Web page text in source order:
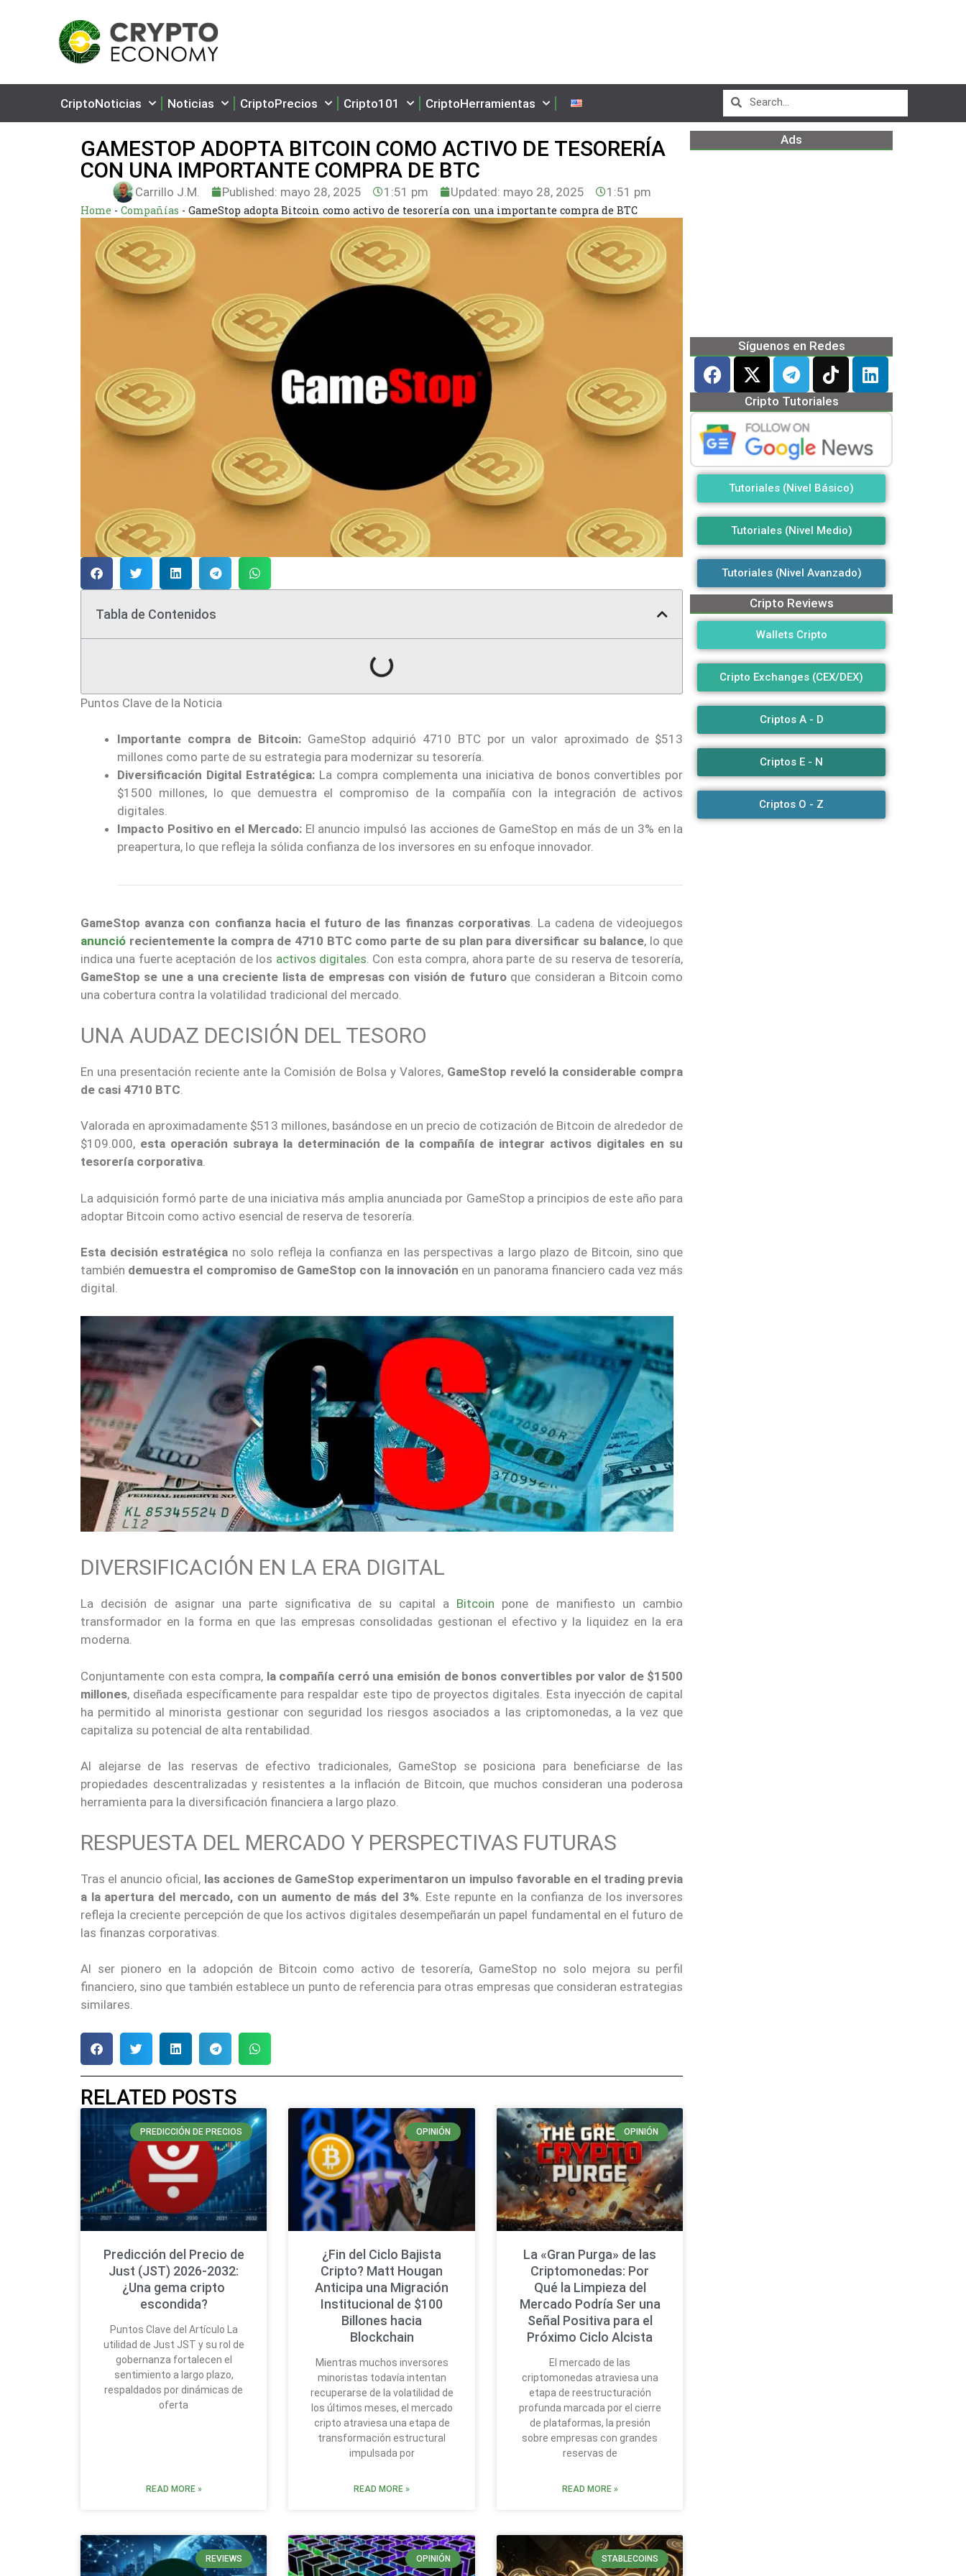
CriptoNoticias Noticias CriptoPrecios Cripto101 CriptoHerramientas
GAMESTOP ADOPTA BITCOIN COMO ACTIVO DE TESORERÍA
CON UNA IMPORTANTE COMPRA DE BTC
Carrillo J.M. Published: mayo 28, 2025 1:51 pm Updated: mayo 28, 2025 1:51 pm
Home - Compañías - GameStop adopta Bitcoin como activo de tesorería con una importante compra de BTC
Tabla de Contenidos
Puntos Clave de la Noticia
Importante compra de Bitcoin:GameStop adquirió 4710 BTC por un valor aproximado de $513
millones como parte de su estrategia para modernizar su tesorería.
Diversificación Digital Estratégica:La compra complementa una iniciativa de bonos convertibles por
$1500 millones, lo que demuestra el compromiso de la compañía con la integración de activos
digitales.
Impacto Positivo en el Mercado:El anuncio impulsó las acciones de GameStop en más de un 3% en la
preapertura, lo que refleja la sólida confianza de los inversores en su enfoque innovador.
GameStop avanza con confianza hacia el futuro de las finanzas corporativas. La cadena de videojuegos
anunció recientemente la compra de 4710 BTC como parte de su plan para diversificar su balance, lo que
indica una fuerte aceptación de los activos digitales. Con esta compra, ahora parte de su reserva de tesorería,
GameStop se une a una creciente lista de empresas con visión de futuroque consideran a Bitcoin como
una cobertura contra la volatilidad tradicional del mercado.
UNA AUDAZ DECISIÓN DEL TESORO
En una presentación reciente ante la Comisión de Bolsa y Valores, GameStop reveló la considerable compra
de casi 4710 BTC
Valorada en aproximadamente $513 millones, basándose en un precio de cotización de Bitcoin de alrededor de
$109.000, esta operación subraya la determinación de la compañía de integrar activos digitales en su
tesorería corporativa.
La adquisición formó parte de una iniciativa más amplia anunciada por GameStop a principios de este año para
adoptar Bitcoin como activo esencial de reserva de tesorería.
Esta decisión estratégica no solo refleja la confianza en las perspectivas a largo plazo de Bitcoin, sino que
también demuestra el compromiso de GameStop con la innovación en un panorama financiero cada vez más
digital.
DIVERSIFICACIÓN EN LA ERA DIGITAL
La decisión de asignar una parte significativa de su capital a Bitcoin pone de manifiesto un cambio
transformador en la forma en que las empresas consolidadas gestionan el efectivo y la liquidez en la era
moderna.
Conjuntamente con esta compra, la compañía cerró una emisión de bonos convertibles por valor de $1500
millones, diseñada específicamente para respaldar este tipo de proyectos digitales. Esta inyección de capital
ha permitido al minorista gestionar con seguridad los riesgos asociados a las criptomonedas, a la vez que
capitaliza su potencial de alta rentabilidad.
Al alejarse de las reservas de efectivo tradicionales, GameStop se posiciona para beneficiarse de las
propiedades descentralizadas y resistentes a la inflación de Bitcoin, que muchos consideran una poderosa
herramienta para la diversificación financiera a largo plazo.
RESPUESTA DEL MERCADO Y PERSPECTIVAS FUTURAS
Tras el anuncio oficial, las acciones de GameStop experimentaron un impulso favorable en el trading previa
a la apertura del mercado, con un aumento de más del 3% . Este repunte en la confianza de los inversores
refleja la creciente percepción de que los activos digitales desempeñarán un papel fundamental en el futuro de
las finanzas corporativas.
Al ser pionero en la adopción de Bitcoin como activo de tesorería, GameStop no solo mejora su perfil
financiero, sino que también establece un punto de referencia para otras empresas que consideran estrategias
similares.
RELATED POSTS
PREDICCIÓN DE PRECIOS
Predicción del Precio de
Just (JST) 2026-2032:
¿Una gema cripto
escondida?
Puntos Clave del Artículo La
utilidad de Just JST y su rol de
gobernanza fortalecen el
sentimiento a largo plazo,
respaldados por dinámicas de
oferta
READ MORE »
OPINIÓN
¿Fin del Ciclo Bajista
Cripto? Matt Hougan
Anticipa una Migración
Institucional de $100
Billones hacia
Blockchain
Mientras muchos inversores
minoristas todavía intentan
recuperarse de la volatilidad de
los últimos meses, el mercado
cripto atraviesa una etapa de
transformación estructural
impulsada por
READ MORE »
OPINIÓN
La «Gran Purga» de las
Criptomonedas: Por
Qué la Limpieza del
Mercado Podría Ser una
Señal Positiva para el
Próximo Ciclo Alcista
El mercado de las
criptomonedas atraviesa una
etapa de reestructuración
profunda marcada por el cierre
de plataformas, la presión
sobre empresas con grandes
reservas de
READ MORE »
REVIEWS OPINIÓN STABLECOINS
Ads
Síguenos en Redes
Cripto Tutoriales
Tutoriales (Nivel Básico)
Tutoriales (Nivel Medio)
Tutoriales (Nivel Avanzado)
Cripto Reviews
Wallets Cripto
Cripto Exchanges (CEX/DEX)
Criptos A - D
Criptos E - N
Criptos O - Z